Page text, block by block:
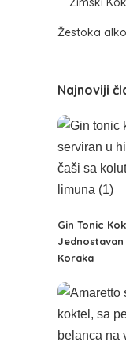
Žestoka
Najnoviji
Gin Tonic
Koraka